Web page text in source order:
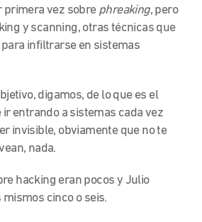
primera vez sobre phreaking, pero
y scanning, otras técnicas que
infiltrarse en sistemas
digamos, de lo que es el
entrando a sistemas cada vez
invisible, obviamente que no te
nada.
hacking eran pocos y Julio
cinco o seis.